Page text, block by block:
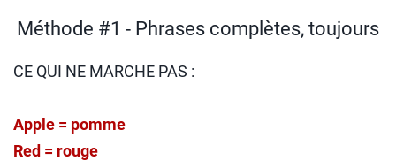
Méthode #1 - Phrases complètes, toujours
CE QUI NE MARCHE PAS :
Apple = pomme
Red = rouge